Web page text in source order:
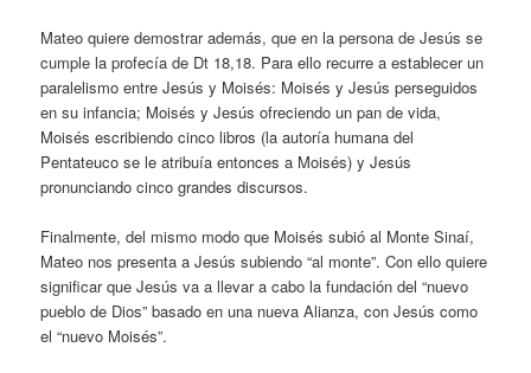
Mateo quiere demostrar además, que en la persona de Jesús se
cumple la profecía de Dt 18,18. Para ello recurre a establecer un
paralelismo entre Jesús y Moisés: Moisés y Jesús perseguidos
en su infancia; Moisés y Jesús ofreciendo un pan de vida,
Moisés escribiendo cinco libros (la autoría humana del
Pentateuco se le atribuía entonces a Moisés) y Jesús
pronunciando cinco grandes discursos.
Finalmente, del mismo modo que Moisés subió al Monte Sinaí,
Mateo nos presenta a Jesús subiendo “al monte”. Con ello quiere
significar que Jesús va a llevar a cabo la fundación del “nuevo
pueblo de Dios” basado en una nueva Alianza, con Jesús como
el “nuevo Moisés”.